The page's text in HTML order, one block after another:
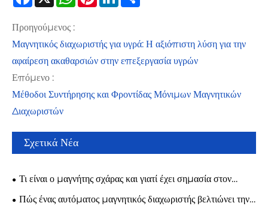
Προηγούμενος :
Μαγνητικός διαχωριστής για υγρά: Η αξιόπιστη λύση για την
αφαίρεση ακαθαρσιών στην επεξεργασία υγρών
Επόμενο :
Μέθοδοι Συντήρησης και Φροντίδας Μόνιμων Μαγνητικών
Διαχωριστών
Σχετικά Νέα
Τι είναι ο μαγνήτης σχάρας και γιατί έχει σημασία στον
σύγχρονο βιομηχανικό έλεγχο μόλυνσης;
Πώς ένας αυτόματος μαγνητικός διαχωριστής βελτιώνει την